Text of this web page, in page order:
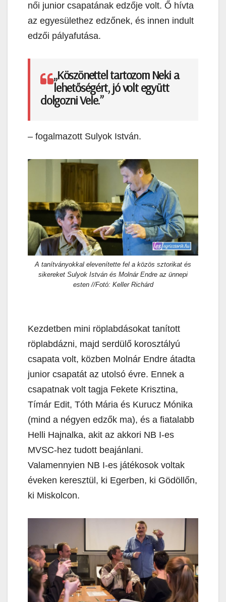
női junior csapatának edzője volt. Ő hívta
az egyesülethez edzőnek, és innen indult
edzői pályafutása.
„Köszönettel tartozom Neki a
lehetőségért, jó volt együtt
dolgozni Vele.”
– fogalmazott Sulyok István.
A tanítványokkal elevenítette fel a közös sztorikat és
sikereket Sulyok István és Molnár Endre az ünnepi
esten //Fotó: Keller Richárd
Kezdetben mini röplabdásokat tanított
röplabdázni, majd serdülő korosztályú
csapata volt, közben Molnár Endre átadta
junior csapatát az utolsó évre. Ennek a
csapatnak volt tagja Fekete Krisztina,
Tímár Edit, Tóth Mária és Kurucz Mónika
(mind a négyen edzők ma), és a fiatalabb
Helli Hajnalka, akit az akkori NB I-es
MVSC-hez tudott beajánlani.
Valamennyien NB I-es játékosok voltak
éveken keresztül, ki Egerben, ki Gödöllőn,
ki Miskolcon.